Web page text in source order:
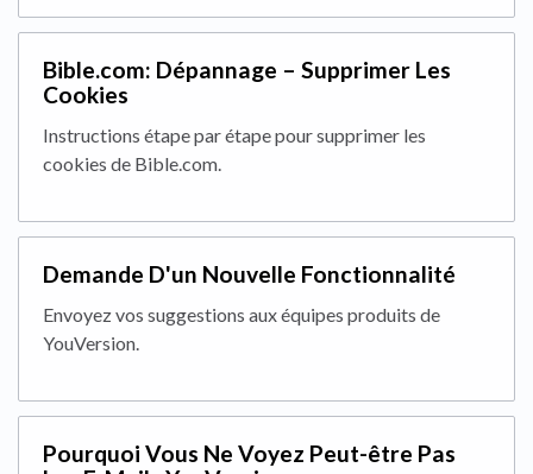
Bible.com: Dépannage – Supprimer Les
Cookies
Instructions étape par étape pour supprimer les
cookies de Bible.com.
Demande D'un Nouvelle Fonctionnalité
Envoyez vos suggestions aux équipes produits de
YouVersion.
Pourquoi Vous Ne Voyez Peut-être Pas